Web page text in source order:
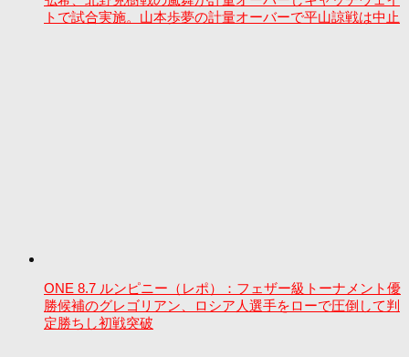
トで試合実施。山本歩夢の計量オーバーで平山諒戦は中止
ONE 8.7 ルンピニー（レポ）：フェザー級トーナメント優
勝候補のグレゴリアン、ロシア人選手をローで圧倒して判
定勝ちし初戦突破